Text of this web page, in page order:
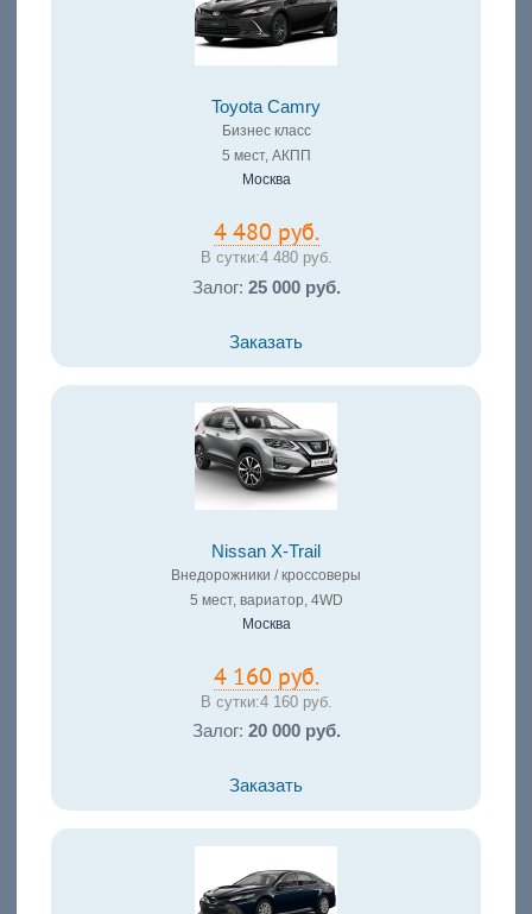
Toyota Camry
Бизнес класс
5 мест, АКПП
Москва
4 480 руб.
В сутки:4 480 руб.
Залог: 25 000 руб.
Заказать
Nissan X-Trail
Внедорожники / кроссоверы
5 мест, вариатор, 4WD
Москва
4 160 руб.
В сутки:4 160 руб.
Залог: 20 000 руб.
Заказать